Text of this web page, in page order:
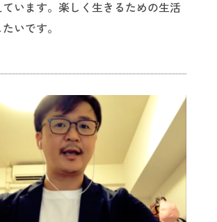
います。楽しく生きるための生活
いです。